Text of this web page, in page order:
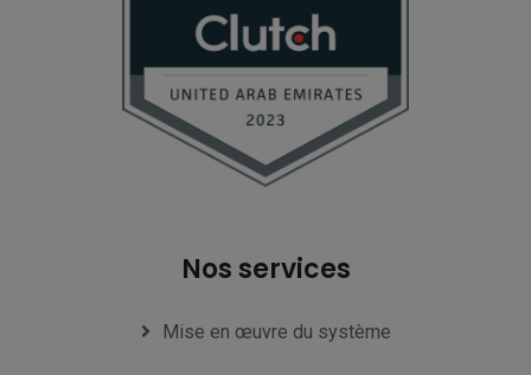
Nos services
Mise en œuvre du système